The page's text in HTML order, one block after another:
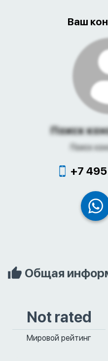
Ваш
Поиск
Поиск
+7
Общая
Not rated
Мировой рейтинг